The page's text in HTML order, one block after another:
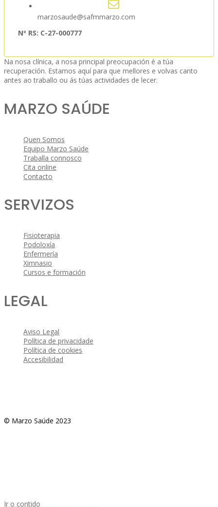
marzosaude@safmmarzo.com
Nº RS: C-27-000777
Na nosa clínica, a nosa principal preocupación é a túa
recuperación. Estamos aquí para que mellores e volvas canto
antes ao traballo ou ás túas actividades de lecer.
MARZO SAÚDE
Quen Somos
Equipo Marzo Saúde
Traballa connosco
Cita online
Contacto
SERVIZOS
Fisioterapia
Podoloxía
Enfermería
Ximnasio
Cursos e formación
LEGAL
Aviso Legal
Política de privacidade
Política de cookies
Accesibilidad
© Marzo Saúde 2023
Ir o contido